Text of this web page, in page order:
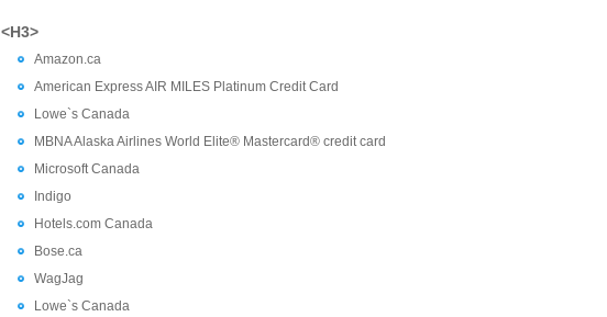
<H3>
Amazon.ca
American Express AIR MILES Platinum Credit Card
Lowe`s Canada
MBNA Alaska Airlines World Elite® Mastercard® credit card
Microsoft Canada
Indigo
Hotels.com Canada
Bose.ca
WagJag
Lowe`s Canada